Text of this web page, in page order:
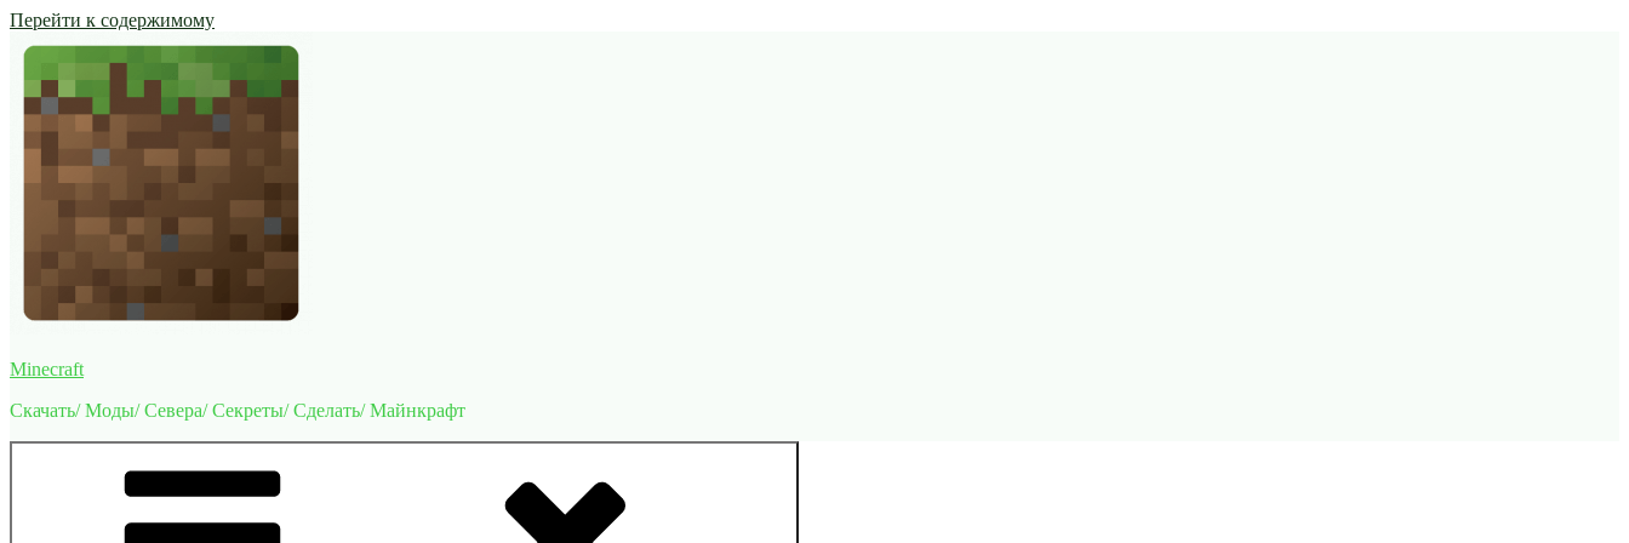
Перейти к содержимому
Minecraft
Скачать/ Моды/ Севера/ Секреты/ Сделать/ Майнкрафт